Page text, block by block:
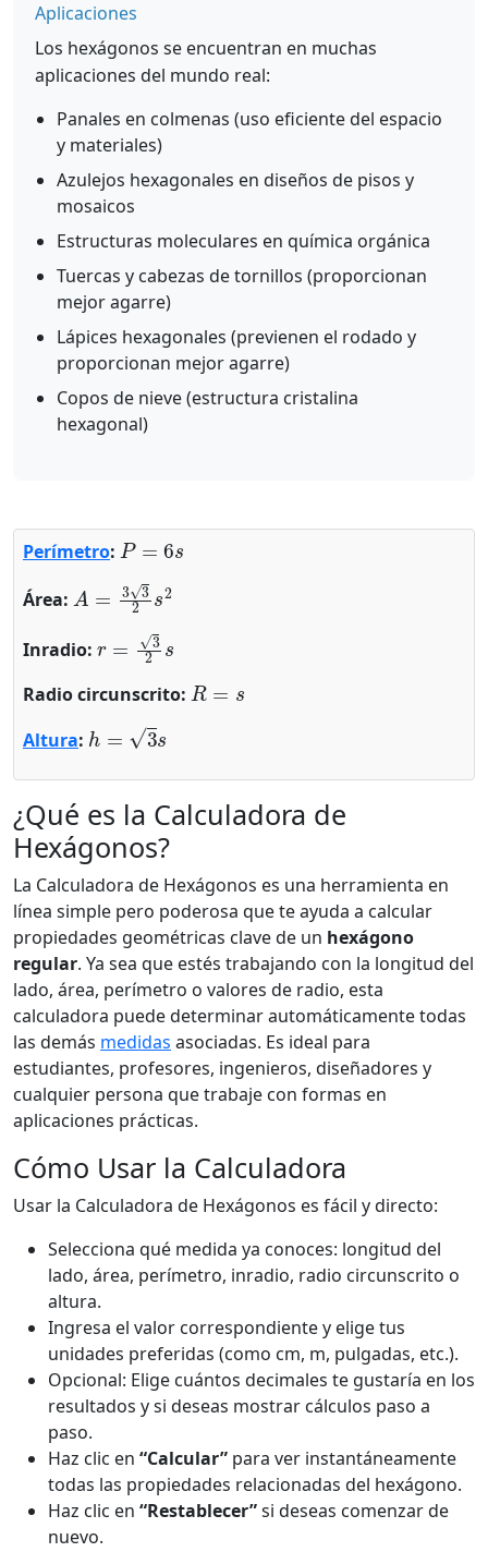
Aplicaciones
Los hexágonos se encuentran en muchas
aplicaciones del mundo real:
Panales en colmenas (uso eficiente del espacio
y materiales)
Azulejos hexagonales en diseños de pisos y
mosaicos
Estructuras moleculares en química orgánica
Tuercas y cabezas de tornillos (proporcionan
mejor agarre)
Lápices hexagonales (previenen el rodado y
proporcionan mejor agarre)
Copos de nieve (estructura cristalina
hexagonal)
Perímetro:
P=6s
Área:
A 2s2
Inradio:
s
Radio circunscrito:
R=
Altura:
h
¿Qué es la Calculadora de
Hexágonos?
La Calculadora de Hexágonos es una herramienta en
línea simple pero poderosa que te ayuda a calcular
propiedades geométricas clave de un hexágono
regular. Ya sea que estés trabajando con la longitud del
lado, área, perímetro o valores de radio, esta
calculadora puede determinar automáticamente todas
las demás medidas asociadas. Es ideal para
estudiantes, profesores, ingenieros, diseñadores y
cualquier persona que trabaje con formas en
aplicaciones prácticas.
Cómo Usar la Calculadora
Usar la Calculadora de Hexágonos es fácil y directo:
Selecciona qué medida ya conoces: longitud del
lado, área, perímetro, inradio, radio circunscrito o
altura.
Ingresa el valor correspondiente y elige tus
unidades preferidas (como cm, m, pulgadas, etc.).
Opcional: Elige cuántos decimales te gustaría en los
resultados y si deseas mostrar cálculos paso a
paso.
Haz clic en “Calcular” para ver instantáneamente
todas las propiedades relacionadas del hexágono.
Haz clic en “Restablecer”si deseas comenzar de
nuevo.